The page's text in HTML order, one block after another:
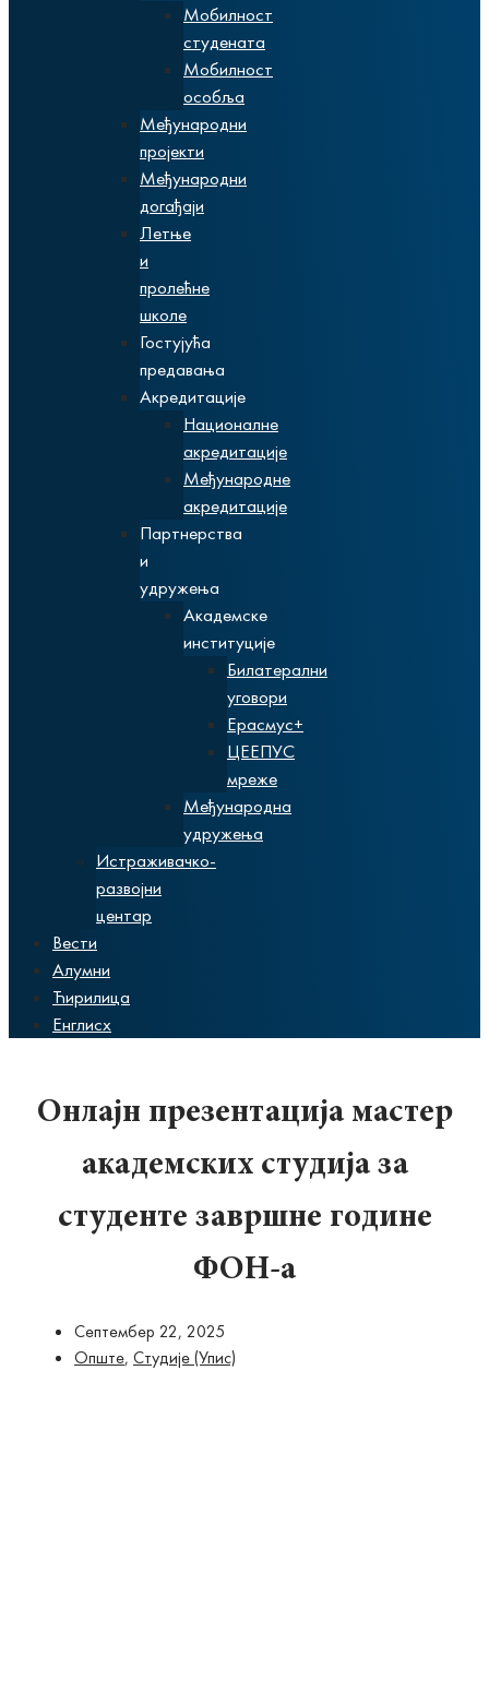
Мобилност
студената
Мобилност
особља
Међународни
пројекти
Међународни
догађаји
Летње
и
пролећне
школе
Гостујућа
предавања
Акредитације
Националне
акредитације
Међународне
акредитације
Партнерства
и
удружења
Академске
институције
Билатерални
уговори
Ерасмус+
ЦЕЕПУС
мреже
Међународна
удружења
Истраживачко-
развојни
центар
Вести
Алумни
Ћирилица
Енглисх
Онлајн презентација мастер
академских студија за
студенте завршне године
ФОН-а
Септембер 22, 2025
Опште, Студије (Упис)